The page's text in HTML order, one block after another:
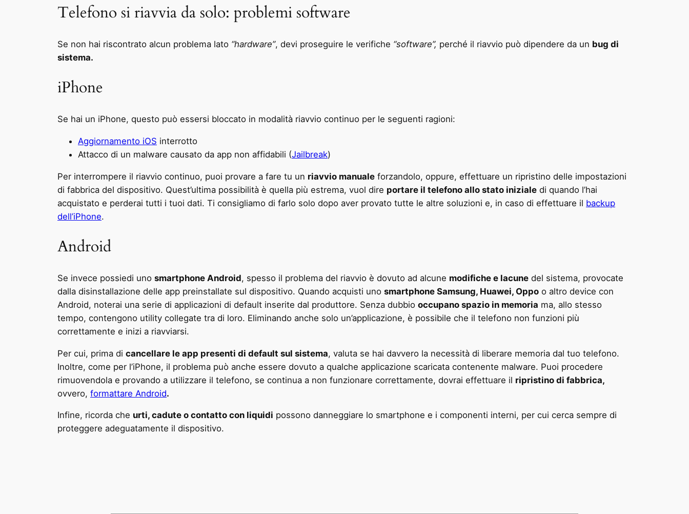
Telefono si riavvia da solo: problemi software
Se non hai riscontrato alcun problema lato “hardware”, devi proseguire le verifiche “software”, perché il riavvio può dipendere da un bug di
sistema.
iPhone
Se hai un iPhone, questo può essersi bloccato in modalità riavvio continuo per le seguenti ragioni:
Aggiornamento iOS interrotto
Attacco di un malware causato da app non affidabili (Jailbreak)
Per interrompere il riavvio continuo, puoi provare a fare tu un riavvio manuale forzandolo, oppure, effettuare un ripristino delle impostazioni
di fabbrica del dispositivo. Quest’ultima possibilità è quella più estrema, vuol dire portare il telefono allo stato iniziale di quando l’hai
acquistato e perderai tutti i tuoi dati. Ti consigliamo di farlo solo dopo aver provato tutte le altre soluzioni e, in caso di effettuare il backup
dell’iPhone.
Android
Se invece possiedi uno smartphone Android, spesso il problema del riavvio è dovuto ad alcune modifiche e lacune del sistema, provocate
dalla disinstallazione delle app preinstallate sul dispositivo. Quando acquisti uno smartphone Samsung, Huawei, Oppo o altro device con
Android, noterai una serie di applicazioni di default inserite dal produttore. Senza dubbio occupano spazio in memoria ma, allo stesso
tempo, contengono utility collegate tra di loro. Eliminando anche solo un’applicazione, è possibile che il telefono non funzioni più
correttamente e inizi a riavviarsi.
Per cui, prima di cancellare le app presenti di default sul sistema, valuta se hai davvero la necessità di liberare memoria dal tuo telefono.
Inoltre, come per l’iPhone, il problema può anche essere dovuto a qualche applicazione scaricata contenente malware. Puoi procedere
rimuovendola e provando a utilizzare il telefono, se continua a non funzionare correttamente, dovrai effettuare il ripristino di fabbrica,
ovvero, formattare Android.
Infine, ricorda che urti, cadute o contatto con liquidi possono danneggiare lo smartphone e i componenti interni, per cui cerca sempre di
proteggere adeguatamente il dispositivo.